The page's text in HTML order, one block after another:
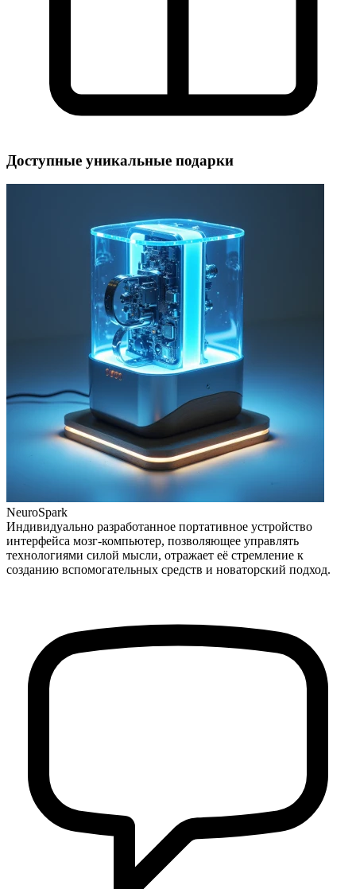
Доступные уникальные подарки
NeuroSpark
Индивидуально разработанное портативное устройство
интерфейса мозг-компьютер, позволяющее управлять
технологиями силой мысли, отражает её стремление к
созданию вспомогательных средств и новаторский подход.